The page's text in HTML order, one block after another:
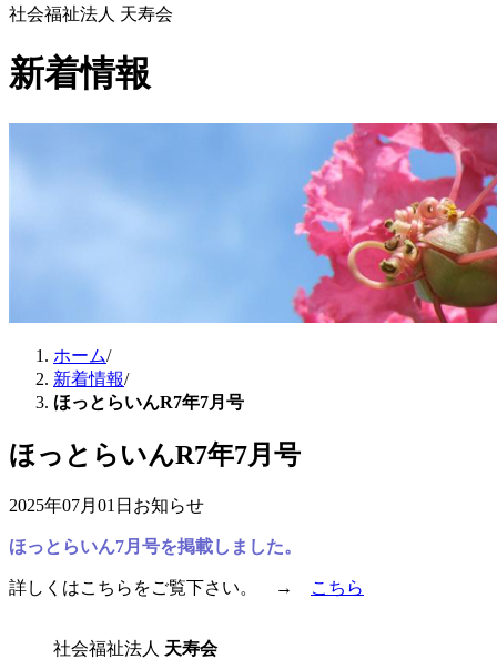
社会福祉法人 天寿会
新着情報
ホーム/
新着情報/
ほっとらいんR7年7月号
ほっとらいんR7年7月号
2025年07月01日 お知らせ
ほっとらいん7月号を掲載しました。
詳しくはこちらをご覧下さい。 → こちら
社会福祉法人 天寿会